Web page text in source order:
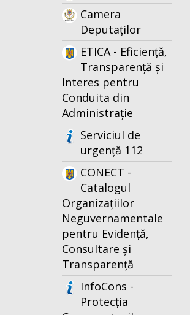
Camera
Deputaților
ETICA - Eficiență,
Transparență și
Interes pentru
Conduita din
Administrație
Serviciul de
urgență 112
CONECT -
Catalogul
Organizațiilor
Neguvernamentale
pentru Evidență,
Consultare și
Transparență
InfoCons -
Protecția